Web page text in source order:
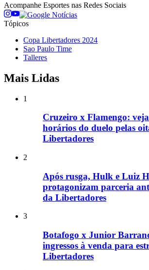
Acompanhe Esportes nas Redes Sociais
Tópicos
Copa Libertadores 2024
Sao Paulo Time
Talleres
Mais Lidas
1
Cruzeiro x Flamengo:
horários do duelo pelas
Libertadores
2
Após rusga, Hulk e Luiz
protagonizam parceria
da Libertadores
3
Botafogo x Junior
ingressos à venda para
Libertadores